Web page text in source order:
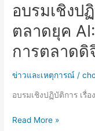
อบรมเชิงป
ตลาดยุค
การตลาดดิ
ข่าวและเหตุการณ์ /
อบรมเชิงปฏิบัติการ เรื่
อบรม
เชิง
ปฏิบัติ
เรื่อง
“การ
ยุค
ก้าว
Read More »